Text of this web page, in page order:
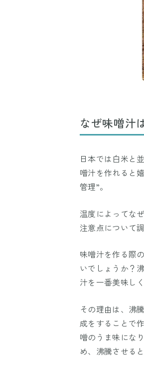
なぜ味噌汁
日本では白米と
噌汁を作れると
管理”。
温度によってな
注意点について
味噌汁を作る際
いでしょうか？
汁を一番美味し
その理由は、沸
成をすることで
噌のうま味にな
め、沸騰させる